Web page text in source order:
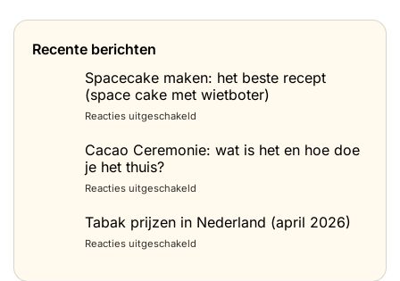
Recente berichten
Spacecake maken: het beste recept
(space cake met wietboter)
Reacties uitgeschakeld
maken:
het
cake
Cacao Ceremonie: wat is het en hoe doe
je het thuis?
Reacties uitgeschakeld
Ceremonie:
wat
Tabak prijzen in Nederland (april 2026)
Reacties uitgeschakeld